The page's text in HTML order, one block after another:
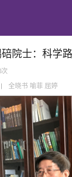
西南联大校友会
义工计划
新媒体平台
青春风采
校友文苑
校友讲坛
校友视界
院士：科学
次
| 全晓书 喻菲 屈婷